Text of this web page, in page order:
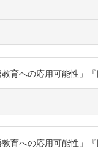
育への応用可能性
育への応用可能性